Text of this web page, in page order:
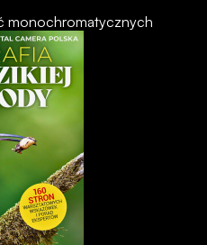
monochromatycznych